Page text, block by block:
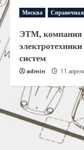
Москва Справочная
ЭТМ, компания
систем
admin 11